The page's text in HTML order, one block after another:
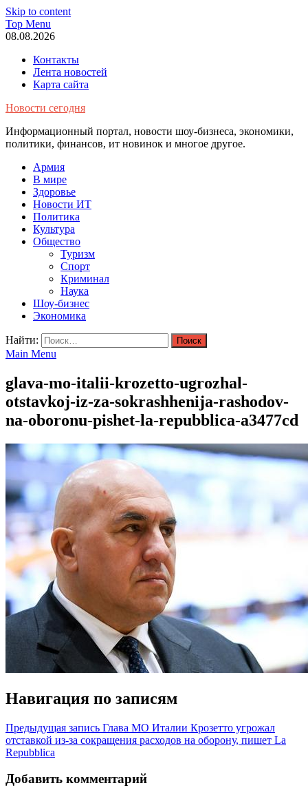
Skip to content
Top Menu
08.08.2026
Контакты
Лента новостей
Карта сайта
Новости сегодня
Информационный портал, новости шоу-бизнеса, экономики,
политики, финансов, ит новинок и многое другое.
Армия
В мире
Здоровье
Новости ИТ
Политика
Культура
Общество
Туризм
Спорт
Криминал
Наука
Шоу-бизнес
Экономика
Найти:
Main Menu
glava-mo-italii-krozetto-ugrozhal-
otstavkoj-iz-za-sokrashhenija-rashodov-
na-oboronu-pishet-la-repubblica-a3477cd
Навигация по записям
Предыдущая запись Глава МО Италии Крозетто угрожал
отставкой из-за сокращения расходов на оборону, пишет La
Repubblica
Добавить комментарий